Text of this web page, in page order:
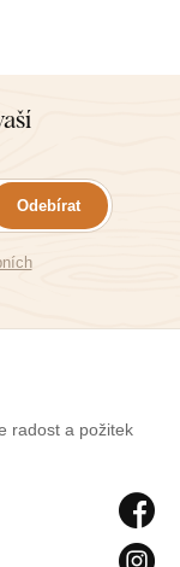
Odebírat
radost a požitek